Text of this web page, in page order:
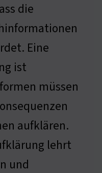
die
Eine
ist
müssen
aufklären.
lehrt
und